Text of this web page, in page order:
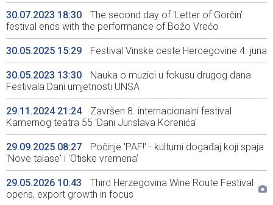
30.07.2023 18:30
The second day of 'Letter of Gorčin’
festival ends with the performance of Božo Vrećo
30.05.2025 15:29 Festival Vinske ceste Hercegovine 4. juna
30.05.2023 13:30
Nauka o muzici u fokusu drugog dana
Festivala Dani umjetnosti UNSA
29.11.2024 21:24
Završen 8. internacionalni festival
Kamernog teatra 55 'Dani Jurislava Korenića'
29.09.2025 08:27
Počinje 'PAF!' - kulturni događaj koji spaja
'Nove talase' i 'Otiske vremena'
29.05.2026 10:43
Third Herzegovina Wine Route Festival
opens, export growth in focus